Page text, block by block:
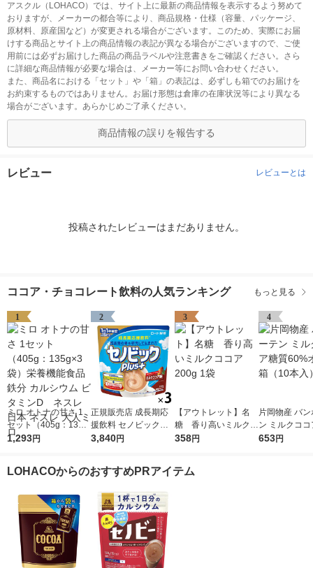
アスクル（LOHACO）では、サイト上に最新の商品情報を表示するよう努めて
おりますが、メーカーの都合等により、商品規格・仕様（容量、パッケージ、
原材料、原産国など）が変更される場合がございます。このため、実際にお届
けする商品とサイト上の商品情報の表記が異なる場合がございますので、ご使
用前には必ずお届けした商品の商品ラベルや注意書きをご確認ください。さら
に詳細な商品情報が必要な場合は、メーカー等にお問い合わせください。
また、商品名における「セット」や「箱」の表記は、必ずしも箱でのお届けを
お約束するものではありません。お届け形態は倉庫の在庫状況等により異なる
場合がございます。あらかじめご了承ください。
商品情報の誤りを報告する
レビュー レビューとは
投稿されたレビューはまだありません。
ココア・チョコレート飲料の人気ランキング もっと見る
1
ミロ オトナの甘さ 1
セット（405g：135g
×3袋）栄養機能食品
スレ 大人ミロ
1,293円
2
正規販売店 成長期応
援飲料 セノビックプ
ラス ミルクココア味
ル入り 栄養機能食品
3,840円
3
【アウトレット】名
糖 香り高いミルクコ
コア 200g 1袋
358円
4
片岡物産 バ
ン ミルクコ
0%オフ 1箱
653円
LOHACOからのおすすめPRアイテム